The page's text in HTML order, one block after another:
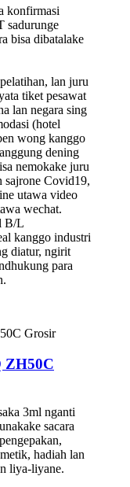
konfirmasi
sadurunge
bisa dibatalake
lan juru
tiket pesawat
lan negara sing
(hotel
wong kanggo
dening
nemokake juru
sajrone Covid19,
utawa video
wechat.
B/L
kanggo industri
diatur, ngirit
para
ZH50C
3ml nganti
sacara
hadiah lan
liya-liyane.